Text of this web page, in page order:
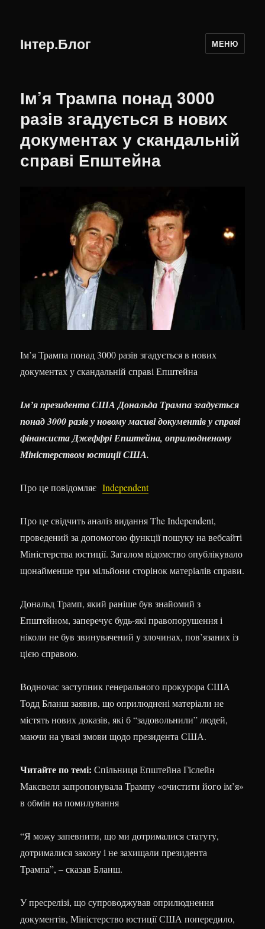
Інтер.Блог МЕНЮ
Ім’я Трампа понад 3000
разів згадується в нових
документах у скандальній
справі Епштейна
Ім’я Трампа понад 3000 разів згадується в нових
документах у скандальній справі Епштейна
Ім’я президента США Дональда Трампа згадується
понад 3000 разів у новому масиві документів у справі
фінансиста Джеффрі Епштейна, оприлюдненому
Міністерством юстиції США.
Про це повідомляєIndependent
Про це свідчить аналіз видання The Independent,
проведений за допомогою функції пошуку на вебсайті
Міністерства юстиції. Загалом відомство опублікувало
щонайменше три мільйони сторінок матеріалів справи.
Дональд Трамп, який раніше був знайомий з
Епштейном, заперечує будь-які правопорушення і
ніколи не був звинувачений у злочинах, пов’язаних із
цією справою.
Водночас заступник генерального прокурора США
Тодд Бланш заявив, що оприлюднені матеріали не
містять нових доказів, які б “задовольнили” людей,
маючи на увазі змови щодо президента США.
Читайте по темі: Спільниця Епштейна Гіслейн
Максвелл запропонувала Трампу «очистити його ім’я»
в обмін на помилування
“Я можу запевнити, що ми дотрималися статуту,
дотрималися закону і не захищали президента
Трампа”, – сказав Бланш.
У пресрелізі, що супроводжував оприлюднення
документів, Міністерство юстиції США попередило,